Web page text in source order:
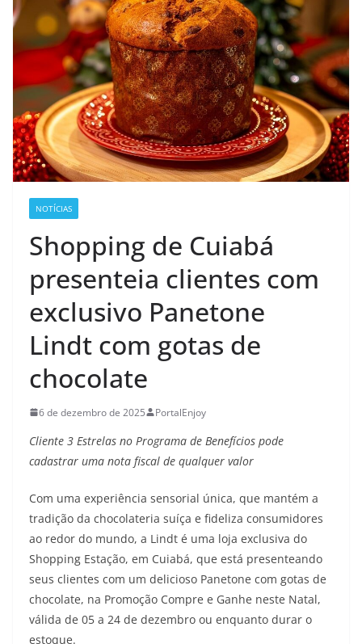
NOTÍCIAS
Shopping de Cuiabá
presenteia clientes com
exclusivo Panetone
Lindt com gotas de
chocolate
6 de dezembro de 2025 PortalEnjoy
Cliente 3 Estrelas no Programa de Benefícios pode
cadastrar uma nota fiscal de qualquer valor
Com uma experiência sensorial única, que mantém a
tradição da chocolateria suíça e fideliza consumidores
ao redor do mundo, a Lindt é uma loja exclusiva do
Shopping Estação, em Cuiabá, que está presenteando
seus clientes com um delicioso Panetone com gotas de
chocolate, na Promoção Compre e Ganhe neste Natal,
válida de 05 a 24 de dezembro ou enquanto durar o
estoque.